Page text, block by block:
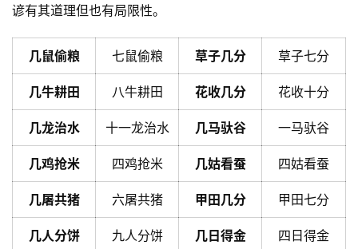
谚有其道理但也有局限性。
几鼠偷粮 七鼠偷粮 草子几分 草子七分
几牛耕田 八牛耕田 花收几分 花收十分
几龙治水 十一龙治水 几马驮谷 一马驮谷
几鸡抢米 四鸡抢米 几姑看蚕 四姑看蚕
几屠共猪 六屠共猪 甲田几分 甲田七分
几人分饼 九人分饼 几日得金 四日得金